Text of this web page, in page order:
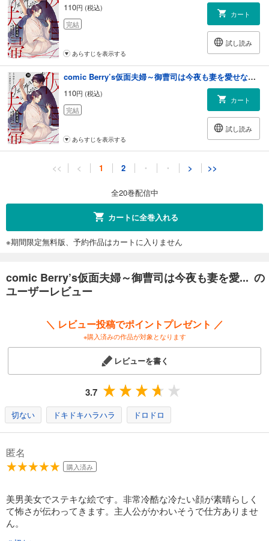
110円 (税込)
完結
カート
試し読み
あらすじを表示する
comic Berry’s仮面夫婦～御曹司は今夜も妻を愛せない～10巻
110円 (税込)
完結
カート
試し読み
あらすじを表示する
あらすじを表示する
完結
カート
110円 (税込)
あらすじを表示する
110
comic Berry’s仮面夫婦～御曹司は今夜も妻を愛せない～15巻
<< < 1 2 ・ ・ > >>
全20巻配信中
カートに全巻入れる
※期間限定無料版、予約作品はカートに入りません
comic Berry’s仮面夫婦～御曹司は今夜も妻を愛... の
ユーザーレビュー
＼ レビュー投稿でポイントプレゼント ／
※購入済みの作品が対象となります
レビューを書く
3.7
切ない ドキドキハラハラ ドロドロ
匿名
購入済み
美男美女でステキな絵です。非常冷酷な冷たい顔が素晴らしく
て怖さが伝わってきます。主人公がかわいそうで仕方ありませ
ん。